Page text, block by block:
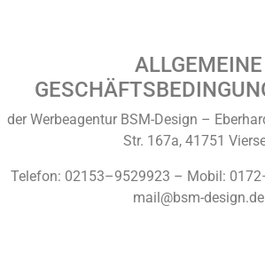
ALLGEMEINE
G
der Werbeagentur BSM-Design –
Str. 167a, 41751
Telefon: 02153–9529923 – Mobil:
mail@bsm-design.de